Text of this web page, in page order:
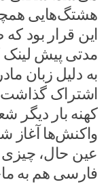
هشتگ‌هایی
این قرار بود
مدتی پیش لینک
به دلیل زبان
اشتراک گذاشت
کهنه بار دیگر
واکنش‌ها
عین حال،
فارسی هم به